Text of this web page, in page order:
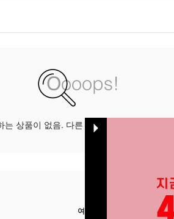
는 상품이 없음. 다른 옵션으로 시도하십시오.
여기에서 저희를 찾아주세요